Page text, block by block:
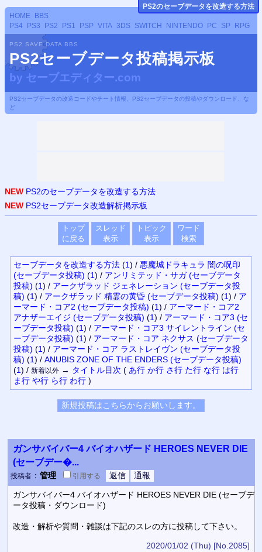
HOME
BBS
PS4
PS3 PS2 PS1 PSP VITA 3DS SWITCH NINTENDO PC SP RPG
PS2 SAVE DATA BBS
PS2セーブデータ投稿掲示板
by セーブエディター.com
PS2セーブデータの改造コードやチート情報、PS2セーブデータの投稿やダウンロード、な
ど
NEW PS2のセーブデータを改造する方法
NEW PS2セーブデータ改造解析掲示板
トップ
に戻る
スレッド
表示
トピック
表示
ワード
検索
セーブデータを改造する方法 (1) / 悪魔城ドラキュラ 闇の呪印
(セーブデータ投稿) (1) / アンリミテッド・サガ (セーブデータ
投稿) (1) / アークザラッド ジェネレーション (セーブデータ投
稿) (1) / アークザラッド 精霊の黄昏 (セーブデータ投稿) (1) / ア
ーマード・コア2 (セーブデータ投稿) (1) / アーマード・コア2
アナザーエイジ (セーブデータ投稿) (1) / アーマード・コア3 (セ
ーブデータ投稿) (1) / アーマード・コア3 サイレントライン (セ
ーブデータ投稿) (1) / アーマード・コア ネクサス (セーブデータ
投稿) (1) / アーマード・コア ラストレイヴン (セーブデータ投
稿) (1) / ANUBIS ZONE OF THE ENDERS (セーブデータ投稿)
(1) / 新着以外 → タイトル目次 ( あ行 か行 さ行 た行 な行 は行
ま行 や行 ら行 わ行 )
ガンサバイバー4 バイオハザード HEROES NEVER DIE
(セーブデー�...
投稿者： 管理 引用する
ガンサバイバー4 バイオハザード HEROES NEVER DIE (セーブデ
ータ投稿・ダウンロード)
改造・解析や質問・雑談は下記のスレの方に投稿して下さい。
2020/01/02 (Thu) [No.2085]
PS2のセーブデータを改造する方法